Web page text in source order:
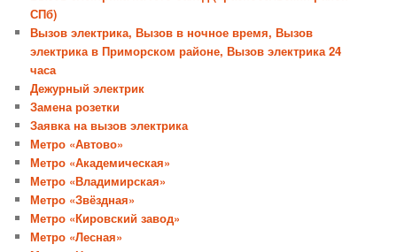
СПб)
Вызов электрика, Вызов в ночное время, Вызов
электрика в Приморском районе, Вызов электрика 24
часа
Дежурный электрик
Замена розетки
Заявка на вызов электрика
Метро «Автово»
Метро «Академическая»
Метро «Владимирская»
Метро «Звёздная»
Метро «Кировский завод»
Метро «Лесная»